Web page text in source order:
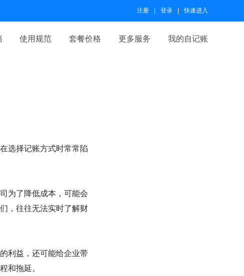
注册 登录 快速进入
使用规范 套餐价格 更多服务 我的自记账
选择记账方式时常常陷
为了降低成本，可能会
，往往无法实时了解财
利益，还可能给企业带
和拖延。